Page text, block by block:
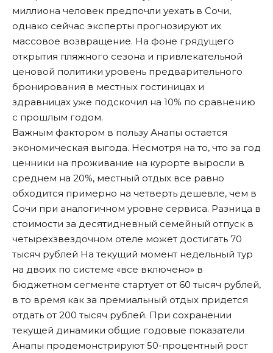
миллиона человек предпочли уехать в Сочи,
однако сейчас эксперты прогнозируют их
массовое возвращение. На фоне грядущего
открытия пляжного сезона и привлекательной
ценовой политики уровень предварительного
бронирования в местных гостиницах и
здравницах уже подскочил на 10% по сравнению
с прошлым годом.
Важным фактором в пользу Анапы остается
экономическая выгода. Несмотря на то, что за год
ценники на проживание на курорте выросли в
среднем на 20%, местный отдых все равно
обходится примерно на четверть дешевле, чем в
Сочи при аналогичном уровне сервиса. Разница в
стоимости за десятидневный семейный отпуск в
четырехзвездочном отеле может достигать 70
тысяч рублей На текущий момент недельный тур
на двоих по системе «все включено» в
бюджетном сегменте стартует от 60 тысяч рублей,
в то время как за премиальный отдых придется
отдать от 200 тысяч рублей. При сохранении
текущей динамики общие годовые показатели
Анапы продемонстрируют 50-процентный рост